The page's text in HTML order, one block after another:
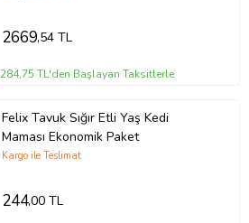
2669,54 TL
284,75 TL'den Başlayan Taksitlerle
Felix Tavuk Sığır Etli Yaş Kedi
Maması Ekonomik Paket
Kargo ile Teslimat
244,00 TL